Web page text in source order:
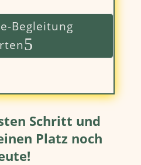
Begleitung
Schritt und
Platz noch